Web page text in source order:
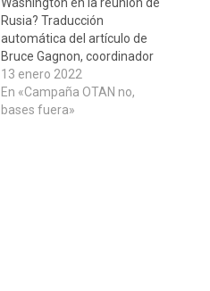
Rusia? Traducción
automática del artículo de
Bruce Gagnon, coordinador
de la Red Global Contra las
Armas y la Fuerza Nuclear
en el Espacio, aparecido
13 enero 2022
En «Campaña OTAN no,
bases fuera»